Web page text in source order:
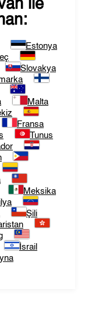
ile
Estonya
Slovakya
Malta
Fransa
Tunus
Meksika
Şili
İsrail